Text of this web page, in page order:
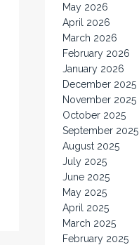
May 2026
April 2026
March 2026
February 2026
January 2026
December 2025
November 2025
October 2025
September 2025
August 2025
July 2025
June 2025
May 2025
April 2025
March 2025
February 2025